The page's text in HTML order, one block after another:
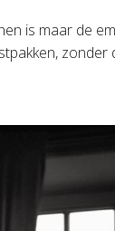
is maar de